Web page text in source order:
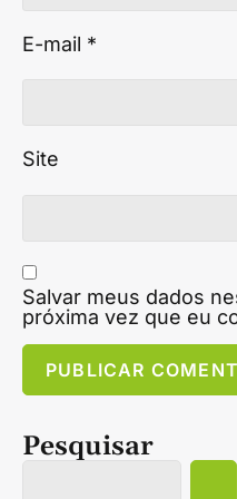
E-mail *
Site
Salvar meus dados
próxima vez que eu
Pesquisar